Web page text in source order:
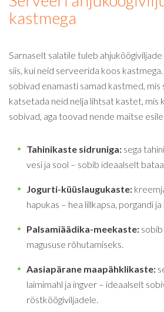
kastmega
Sarnaselt salatile tuleb
siis, kui neid serveerida koos
sobivad enamasti samad kastmed,
katsetada neid nelja lihtsat kastet, mis
sobivad, aga toovad nende maitse
Tahinikaste sidruniga: sega
vesi ja sool – sobib ideaalselt
Jogurti-küüslaugukaste:
hapukas – hea lillkapsa, porgandi ja
Palsamiäädika-meekaste:
magususe rõhutamiseks.
Aasiapärane maapähklikaste:
laimimahl ja ingver – ideaalselt
röstköögiviljadele.